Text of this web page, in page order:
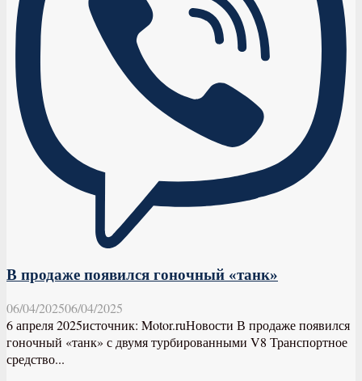
В продаже появился гоночный «танк»
06/04/202506/04/2025
6 апреля 2025источник: Motor.ruНовости В продаже появился
гоночный «танк» с двумя турбированными V8 Транспортное
средство...